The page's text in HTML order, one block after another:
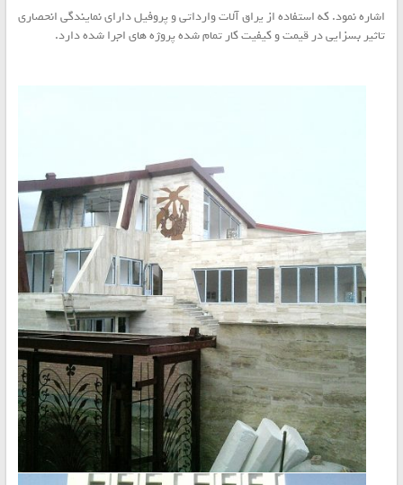
اشاره نمود. که استفاده از یراق آلات وارداتی و پروفیل دارای نمایندگی انحصاری
تاثیر بسزایی در قیمت و کیفیت کار تمام شده پروژه های اجرا شده دارد.